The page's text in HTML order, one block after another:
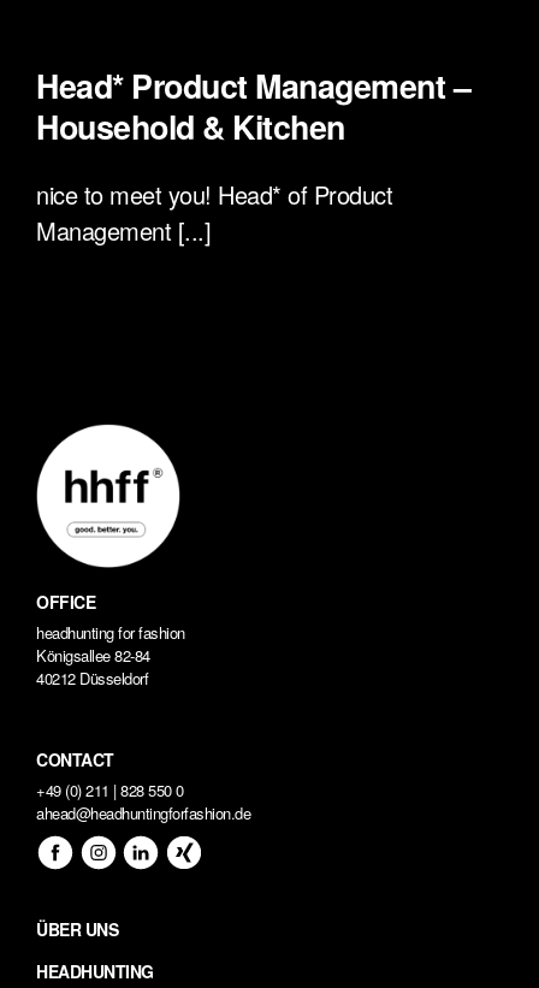
Head* Product Management –
Household & Kitchen
nice to meet you! Head* of Product
Management [...]
OFFICE
headhunting for fashion
Königsallee 82-84
40212 Düsseldorf
CONTACT
+49 (0) 211 | 828 550 0
ahead@headhuntingforfashion.de
ÜBER UNS
HEADHUNTING